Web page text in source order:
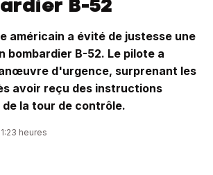
américain a évité de justesse une
bombardier B-52. Le pilote a
d'urgence, surprenant les
avoir reçu des instructions
la tour de contrôle.
heures